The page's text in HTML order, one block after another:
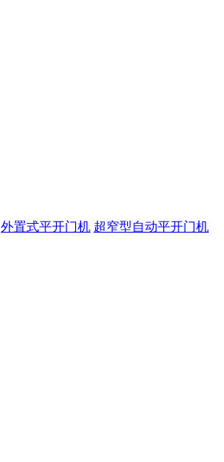
外置式平开门机 超窄型自动平开门机